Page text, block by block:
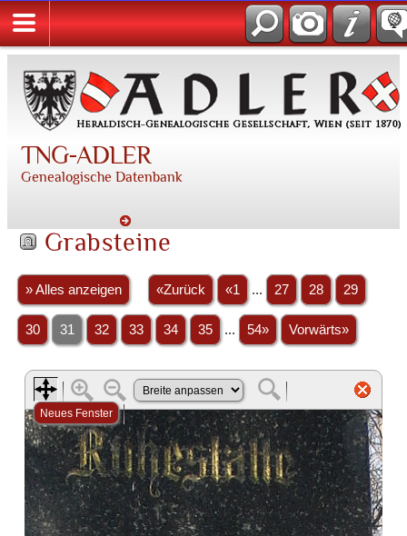
TNG-ADLER
Genealogische Datenbank
Grabsteine
» Alles anzeigen «Zurück «1 ... 27 28 29
30 31 32 33 34 35 ... 54» Vorwärts»